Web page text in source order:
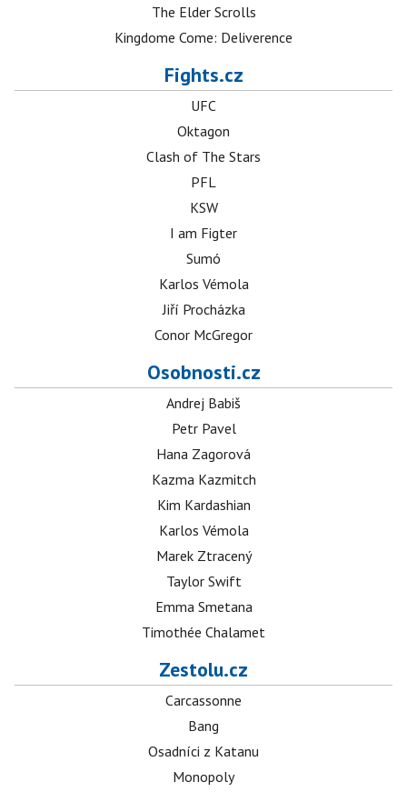
The Elder Scrolls
Kingdome Come: Deliverence
Fights.cz
UFC
Oktagon
Clash of The Stars
PFL
KSW
I am Figter
Sumó
Karlos Vémola
Jiří Procházka
Conor McGregor
Osobnosti.cz
Andrej Babiš
Petr Pavel
Hana Zagorová
Kazma Kazmitch
Kim Kardashian
Karlos Vémola
Marek Ztracený
Taylor Swift
Emma Smetana
Timothée Chalamet
Zestolu.cz
Carcassonne
Bang
Osadníci z Katanu
Monopoly